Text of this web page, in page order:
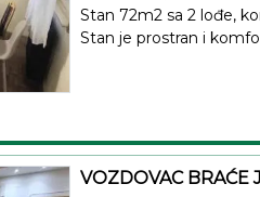
Stan 72m2 sa 2 lođe,
Stan je prostran i
VOZDOVAC BRAĆE